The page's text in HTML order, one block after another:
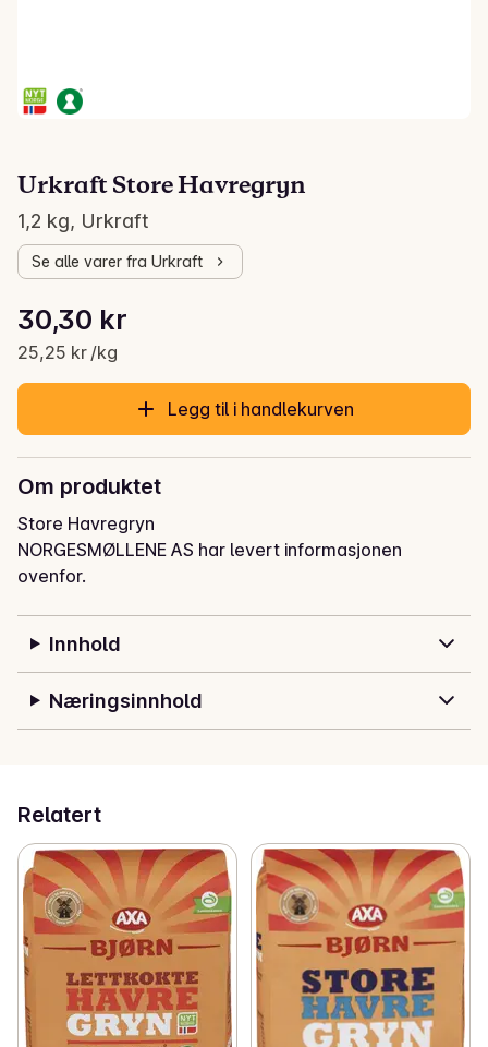
Urkraft Store Havregryn
1,2 kg, Urkraft
Se alle varer fra Urkraft
Gjeldende pris er: 30,30 kr
30,30 kr
25,25 kr /kg
Stykkpris: 25,25 kr /kg
Legg til i handlekurven
Om produktet
Store Havregryn
NORGESMØLLENE AS har levert informasjonen
ovenfor.
Innhold
Næringsinnhold
Relatert